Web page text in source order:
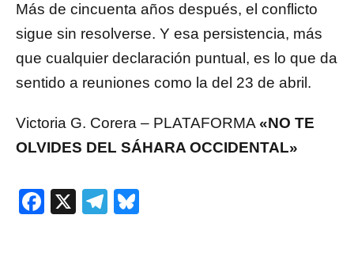
Más de cincuenta años después, el conflicto
sigue sin resolverse. Y esa persistencia, más
que cualquier declaración puntual, es lo que da
sentido a reuniones como la del 23 de abril.
Victoria G. Corera – PLATAFORMA«NO TE
OLVIDES DEL SÁHARA OCCIDENTAL»
Facebook
X Telegram